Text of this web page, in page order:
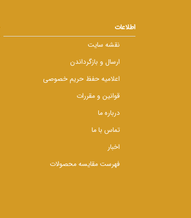
اطلاعات
نقشه سایت
ارسال و بازگرداندن
اعلامیه حفظ حریم خصوصی
قوانین و مقررات
درباره ما
تماس با ما
اخبار
فهرست مقایسه محصولات